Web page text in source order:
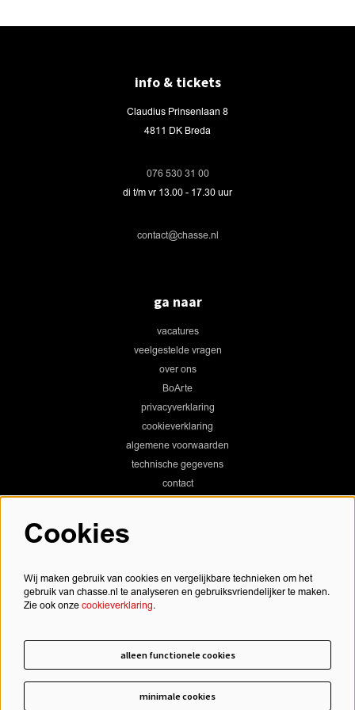
info & tickets
Claudius Prinsenlaan 8
4811 DK Breda
076 530 31 00
di t/m vr 13.00 - 17.30 uur
contact@chasse.nl
ga naar
vacatures
veelgestelde vragen
over ons
BoArte
privacyverklaring
cookieverklaring
algemene voorwaarden
technische gegevens
contact
Cookies
Wij maken gebruik van cookies en vergelijkbare technieken om het
gebruik van chasse.nl te analyseren en gebruiksvriendelijker te maken.
Zie ook onze cookieverklaring.
alleen functionele cookies
minimale cookies